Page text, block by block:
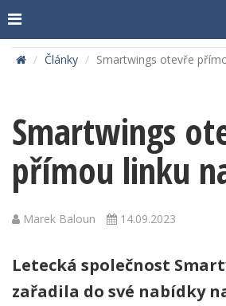
Články Smartwings otevře
Smartwings
přímou linku
Marek Baloun 14.09.2023
Letecká společnost
zařadila do své nabídky